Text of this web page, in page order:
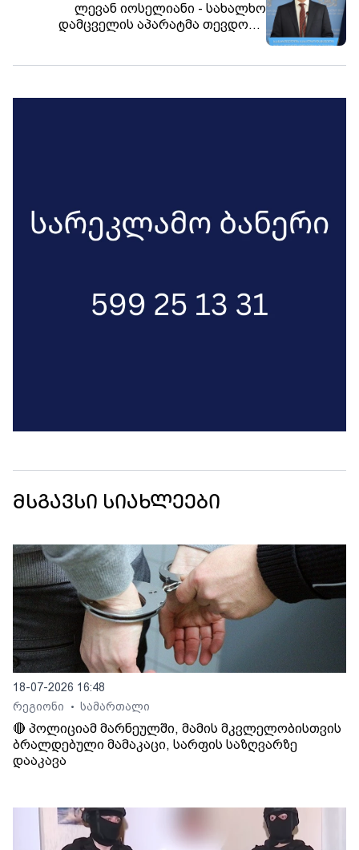
ლევან იოსელიანი - სახალხო
დამცველის აპარატმა თევდორე
მსგავსი სიახლეები
18-07-2026 16:48
რეგიონი
• სამართალი
🔴 პოლიციამ მარნეულში, მამის მკვლელობისთვის
ბრალდებული მამაკაცი, სარფის საზღვარზე
დააკავა